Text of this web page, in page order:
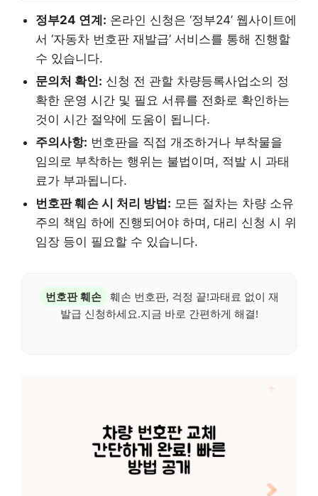
정부24 연계: 온라인 신청은 ‘정부24’ 웹사이트에
서 ‘자동차 번호판 재발급’ 서비스를 통해 진행할
수 있습니다.
문의처 확인: 신청 전 관할 차량등록사업소의 정
확한 운영 시간 및 필요 서류를 전화로 확인하는
것이 시간 절약에 도움이 됩니다.
주의사항: 번호판을 직접 개조하거나 부착물을
임의로 부착하는 행위는 불법이며, 적발 시 과태
료가 부과됩니다.
번호판 훼손 시 처리 방법: 모든 절차는 차량 소유
주의 책임 하에 진행되어야 하며, 대리 신청 시 위
임장 등이 필요할 수 있습니다.
번호판 훼손
훼손 번호판, 걱정 끝!과태료 없이 재
발급 신청하세요.지금 바로 간편하게 해결!